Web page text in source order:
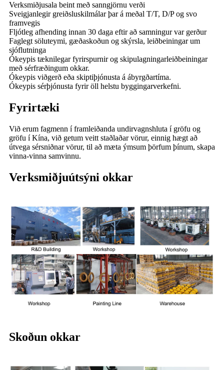
Verksmiðjusala beint með sanngjörnu verði
Sveigjanlegir greiðsluskilmálar þar á meðal T/T, D/P og svo
framvegis
Fljótleg afhending innan 30 daga eftir að samningur var gerður
Faglegt söluteymi, gæðaskoðun og skýrsla, leiðbeiningar um
sjóflutninga
Ókeypis tæknilegar fyrirspurnir og skipulagningarleiðbeiningar
með sérfræðingum okkar.
Ókeypis viðgerð eða skiptiþjónusta á ábyrgðartíma.
Ókeypis sérþjónusta fyrir öll helstu byggingarverkefni.
Fyrirtæki
Við erum fagmenn í framleiðanda undirvagnshluta í gröfu og
gröfu í Kína, við getum veitt staðlaðar vörur, einnig hægt að
útvega sérsniðnar vörur, til að mæta ýmsum þörfum þínum, skapa
vinna-vinna samvinnu.
Verksmiðjuútsýni okkar
Skoðun okkar